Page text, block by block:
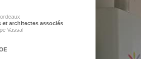
et architectes associés
Vassal